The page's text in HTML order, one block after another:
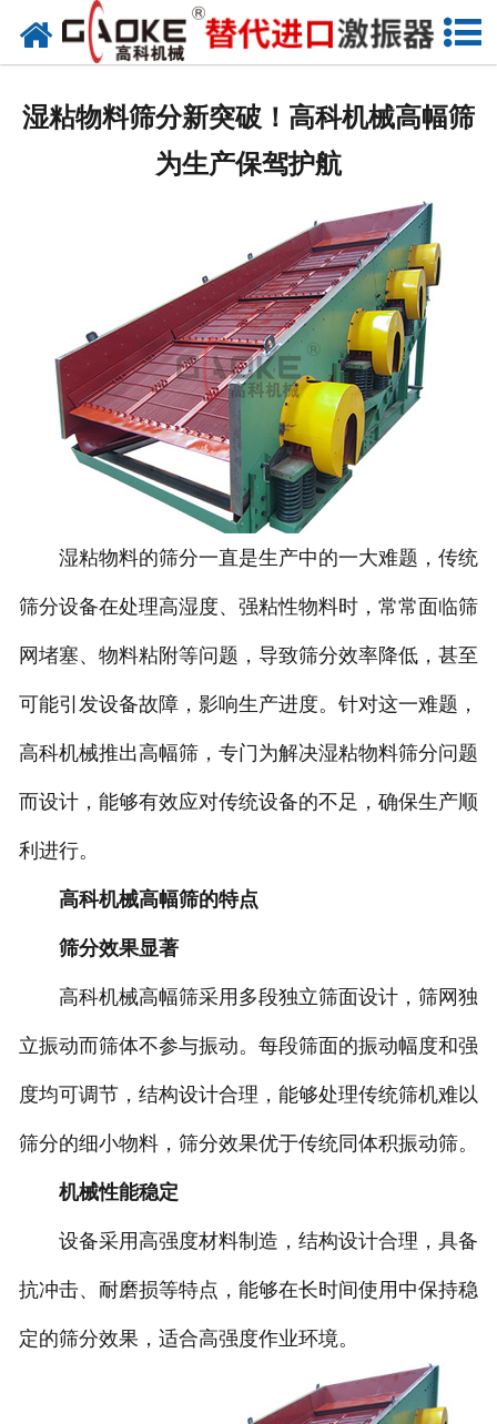
首页
新闻资讯
联系高科
湿粘物料筛分新突破！高科机械高幅筛
为生产保驾护航
湿粘物料的筛分一直是生产中的一大难题，传统
筛分设备在处理高湿度、强粘性物料时，常常面临筛
网堵塞、物料粘附等问题，导致筛分效率降低，甚至
可能引发设备故障，影响生产进度。针对这一难题，
高科机械推出高幅筛，专门为解决湿粘物料筛分问题
而设计，能够有效应对传统设备的不足，确保生产顺
利进行。
高科机械高幅筛的特点
筛分效果显著
高科机械高幅筛采用多段独立筛面设计，筛网独
立振动而筛体不参与振动。每段筛面的振动幅度和强
度均可调节，结构设计合理，能够处理传统筛机难以
筛分的细小物料，筛分效果优于传统同体积振动筛。
机械性能稳定
设备采用高强度材料制造，结构设计合理，具备
抗冲击、耐磨损等特点，能够在长时间使用中保持稳
定的筛分效果，适合高强度作业环境。